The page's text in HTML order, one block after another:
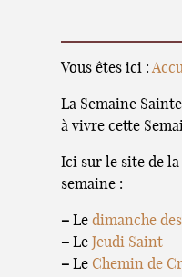
Vous êtes ici :
La Semaine
à vivre cette
Ici sur le site de
semaine :
– Ledimanche
– Le Jeudi Saint
– Le Chemin de